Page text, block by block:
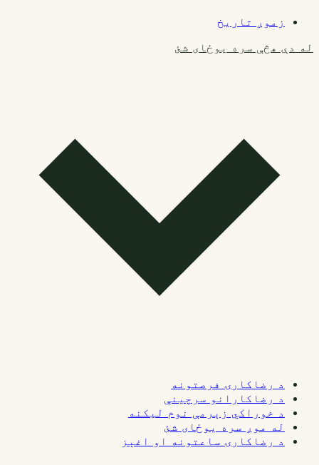
زموږ تاریخ
له دې هڅې سره یوځای شئ
د رضاکارۍ فرصتونه
د رضاکارانو سرچینې
د خوراکي زېرمې نوم لیکنه
له موږ سره یوځای شئ
د رضاکارۍ ساعتونه او اغېز